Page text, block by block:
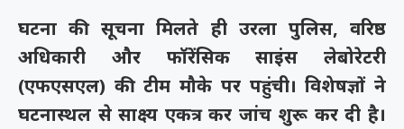
घटना की सूचना मिलते ही उरला पुलिस, वरिष्ठ
अधिकारी और फॉरेंसिक साइंस लेबोरेटरी
(एफएसएल) की टीम मौके पर पहुंची। विशेषज्ञों ने
घटनास्थल से साक्ष्य एकत्र कर जांच शुरू कर दी है।